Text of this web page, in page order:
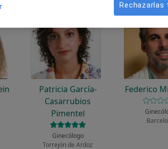
Patricia García-
Casarrubios
Pimentel
Ginecólogo
Torrejón de Ardoz
Federico
Rechazarlas